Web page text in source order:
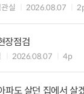
실 2026.08.07
장점검
2026.08.07 4p
도 살던 집에서 살